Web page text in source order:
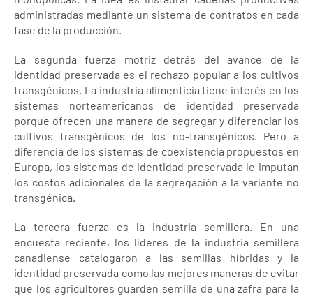
administradas mediante un sistema de contratos en cada
fase de la producción.
La segunda fuerza motriz detrás del avance de la
identidad preservada es el rechazo popular a los cultivos
transgénicos. La industria alimenticia tiene interés en los
sistemas norteamericanos de identidad preservada
porque ofrecen una manera de segregar y diferenciar los
cultivos transgénicos de los no-transgénicos. Pero a
diferencia de los sistemas de coexistencia propuestos en
Europa, los sistemas de identidad preservada le imputan
los costos adicionales de la segregación a la variante no
transgénica.
La tercera fuerza es la industria semillera. En una
encuesta reciente, los líderes de la industria semillera
canadiense catalogaron a las semillas híbridas y la
identidad preservada como las mejores maneras de evitar
que los agricultores guarden semilla de una zafra para la